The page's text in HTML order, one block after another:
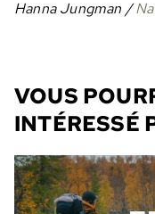
Hanna Jungman /
VOUS
INTÉRESSÉ